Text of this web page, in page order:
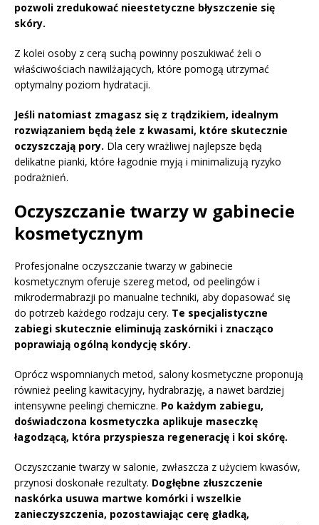
pozwoli zredukować nieestetyczne błyszczenie się
skóry.
Z kolei osoby z cerą suchą powinny poszukiwać żeli o
właściwościach nawilżających, które pomogą utrzymać
optymalny poziom hydratacji.
Jeśli natomiast zmagasz się z trądzikiem, idealnym
rozwiązaniem będą żele z kwasami, które skutecznie
oczyszczają pory. Dla cery wrażliwej najlepsze będą
delikatne pianki, które łagodnie myją i minimalizują ryzyko
podrażnień.
Oczyszczanie twarzy w gabinecie
kosmetycznym
Profesjonalne oczyszczanie twarzy w gabinecie
kosmetycznym oferuje szereg metod, od peelingów i
mikrodermabrazji po manualne techniki, aby dopasować się
do potrzeb każdego rodzaju cery. Te specjalistyczne
zabiegi skutecznie eliminują zaskórniki i znacząco
poprawiają ogólną kondycję skóry.
Oprócz wspomnianych metod, salony kosmetyczne proponują
również peeling kawitacyjny, hydrabrazję, a nawet bardziej
intensywne peelingi chemiczne. Po każdym zabiegu,
doświadczona kosmetyczka aplikuje maseczkę
łagodzącą, która przyspiesza regenerację i koi skórę.
Oczyszczanie twarzy w salonie, zwłaszcza z użyciem kwasów,
przynosi doskonałe rezultaty. Dogłębne złuszczenie
naskórka usuwa martwe komórki i wszelkie
zanieczyszczenia, pozostawiając cerę gładką,